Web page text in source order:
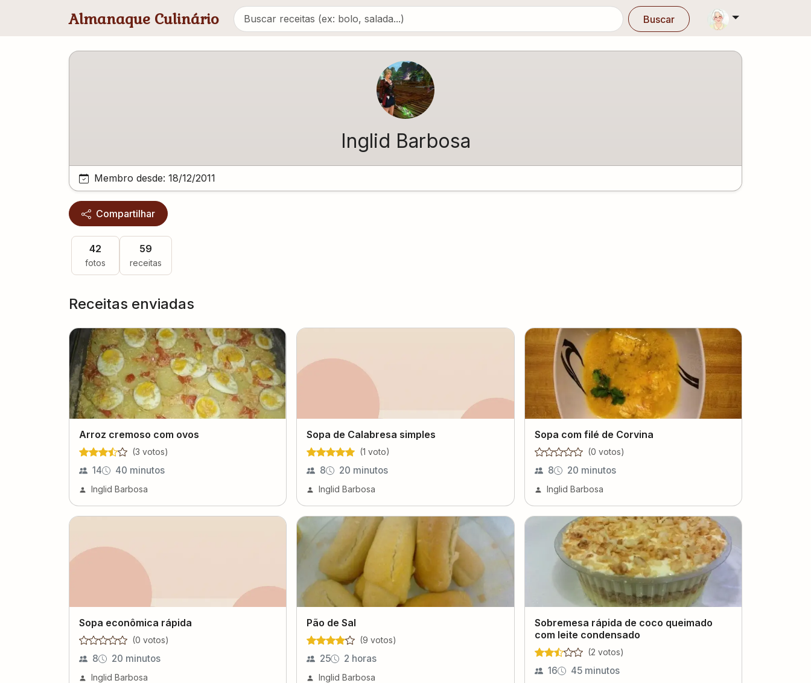
Almanaque Culinário Buscar
Inglid Barbosa
Membro desde: 18/12/2011
Compartilhar
42
fotos
59
receitas
Receitas enviadas
Arroz cremoso com ovos
(3 votos)
14 40 minutos
Inglid Barbosa
Sopa de Calabresa simples
(1 voto)
8 20 minutos
Inglid Barbosa
Sopa com filé de Corvina
(0 votos)
8 20 minutos
Inglid Barbosa
Sopa econômica rápida
(0 votos)
8 20 minutos
Inglid Barbosa
Pão de Sal
(9 votos)
25 2 horas
Inglid Barbosa
Sobremesa rápida de coco queimado
com leite condensado
(2 votos)
16 45 minutos